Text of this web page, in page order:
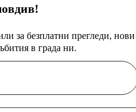
за безплатни прегледи, нови
в града ни.